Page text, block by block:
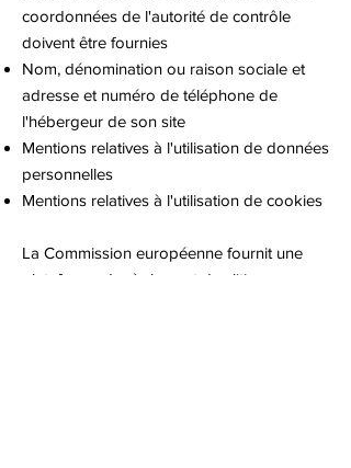
coordonnées de l'autorité de contrôle
doivent être fournies
Nom, dénomination ou raison sociale et
adresse et numéro de téléphone de
l'hébergeur de son site
Mentions relatives à l'utilisation de données
personnelles
Mentions relatives à l'utilisation de cookies
La Commission européenne fournit une
plateforme de règlement des litiges en